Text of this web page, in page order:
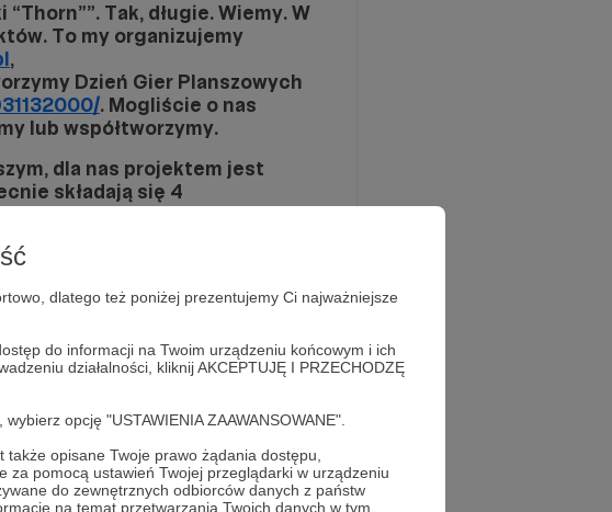
dlatego też poniżej prezentujemy Ci najważniejsze
do informacji na Twoim urządzeniu końcowym i ich
działalności, kliknij AKCEPTUJĘ I PRZECHODZĘ
opcję "USTAWIENIA ZAAWANSOWANE".
opisane Twoje prawo żądania dostępu,
pomocą ustawień Twojej przeglądarki w urządzeniu
do zewnętrznych odbiorców danych z państw
na temat przetwarzania Twoich danych w tym
Tak, długie. Wiemy. W
To my organizujemy
,
Dzień Gier Planszowych
. Mogliście o nas
lub współtworzymy.
dla nas projektem jest
składają się 4
karcianej Magic: the
i anime;
full HD, a osiągane 110"
Mamy wykupiony parasol